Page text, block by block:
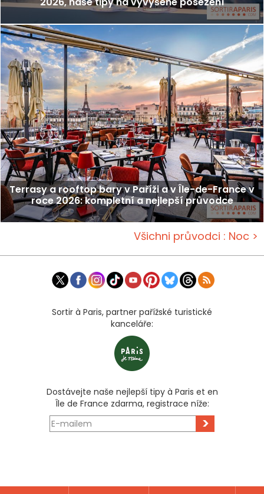
Terrasy a rooftop bary v Paříži a v Île-de-France v
roce 2026: kompletní a nejlepší průvodce
Všichni průvodci : Noc >
Sortir à Paris, partner pařížské turistické
kanceláře:
Dostávejte naše nejlepší tipy à Paris et en
Île de France zdarma, registrace níže:
>